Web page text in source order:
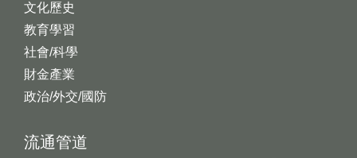
文化歷史
教育學習
社會/科學
財金產業
政治/外交/國防
流通管道